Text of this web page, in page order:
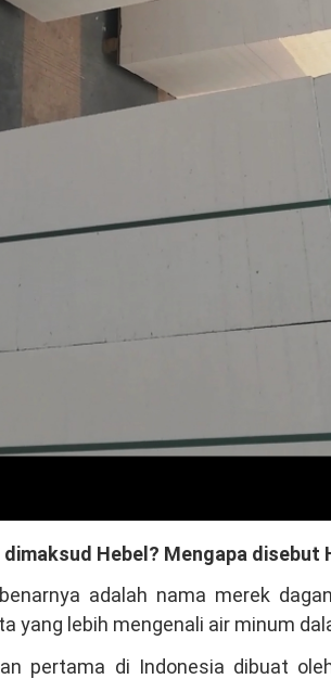
dimaksud Hebel? Mengapa disebut
adalah nama merek
yang lebih mengenali air minum
pertama di Indonesia dibuat